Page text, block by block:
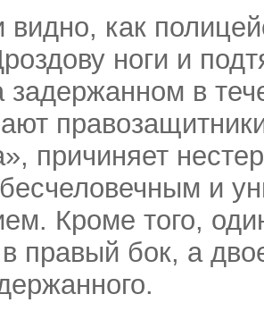
видно, как
ноги и
задержанном в
причиняет
и
Кроме того,
правый бок, а